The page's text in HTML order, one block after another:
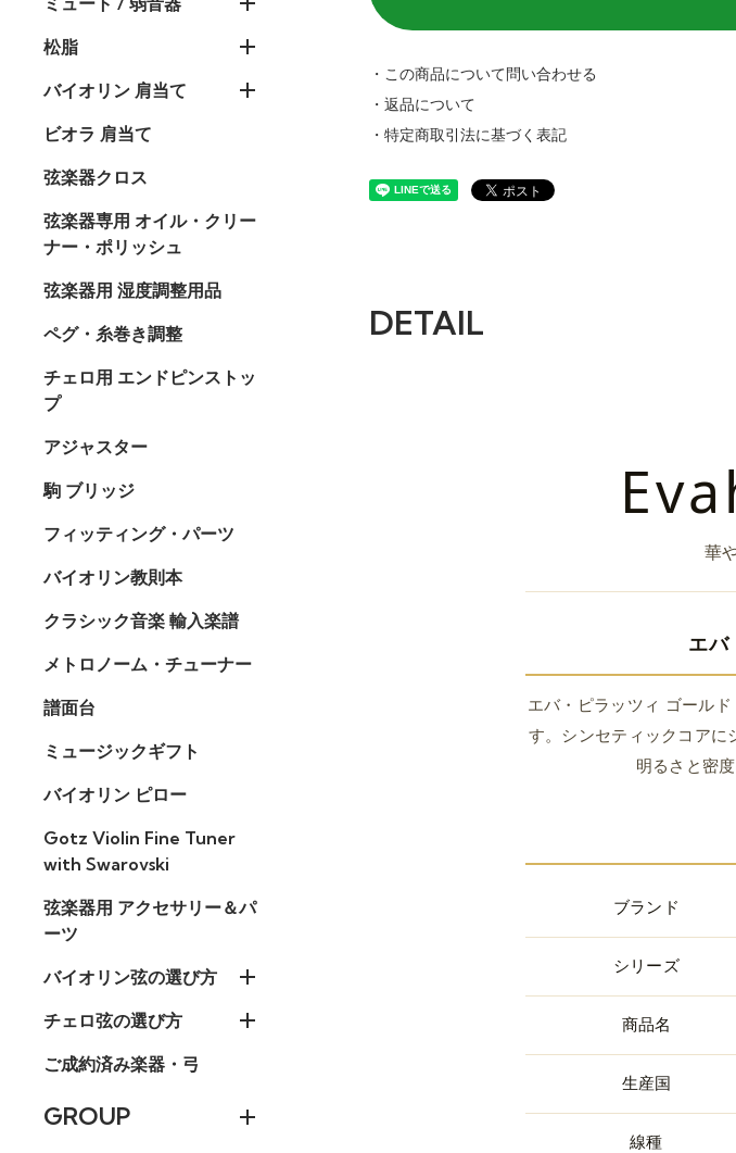
松脂
バイオリン 肩当て
ビオラ 肩当て
弦楽器クロス
弦楽器専用 オイル・クリー
ナー・ポリッシュ
弦楽器用 湿度調整用品
ペグ・糸巻き調整
チェロ用 エンドピンストッ
プ
アジャスター
駒 ブリッジ
フィッティング・パーツ
バイオリン教則本
クラシック音楽 輸入楽譜
メトロノーム・チューナー
譜面台
ミュージックギフト
バイオリン ピロー
Gotz Violin Fine Tuner
with Swarovski
弦楽器用 アクセサリー＆パ
ーツ
バイオリン弦の選び方
チェロ弦の選び方
ご成約済み楽器・弓
GROUP
・この商品について問い合わせる
・返品について
・特定商取引法に基づく表記
DETAIL
華
エバ
エバ・ピラッツィ ゴール
す。シンセティックコアに
明るさと密
ブランド
シリーズ
商品名
生産国
線種